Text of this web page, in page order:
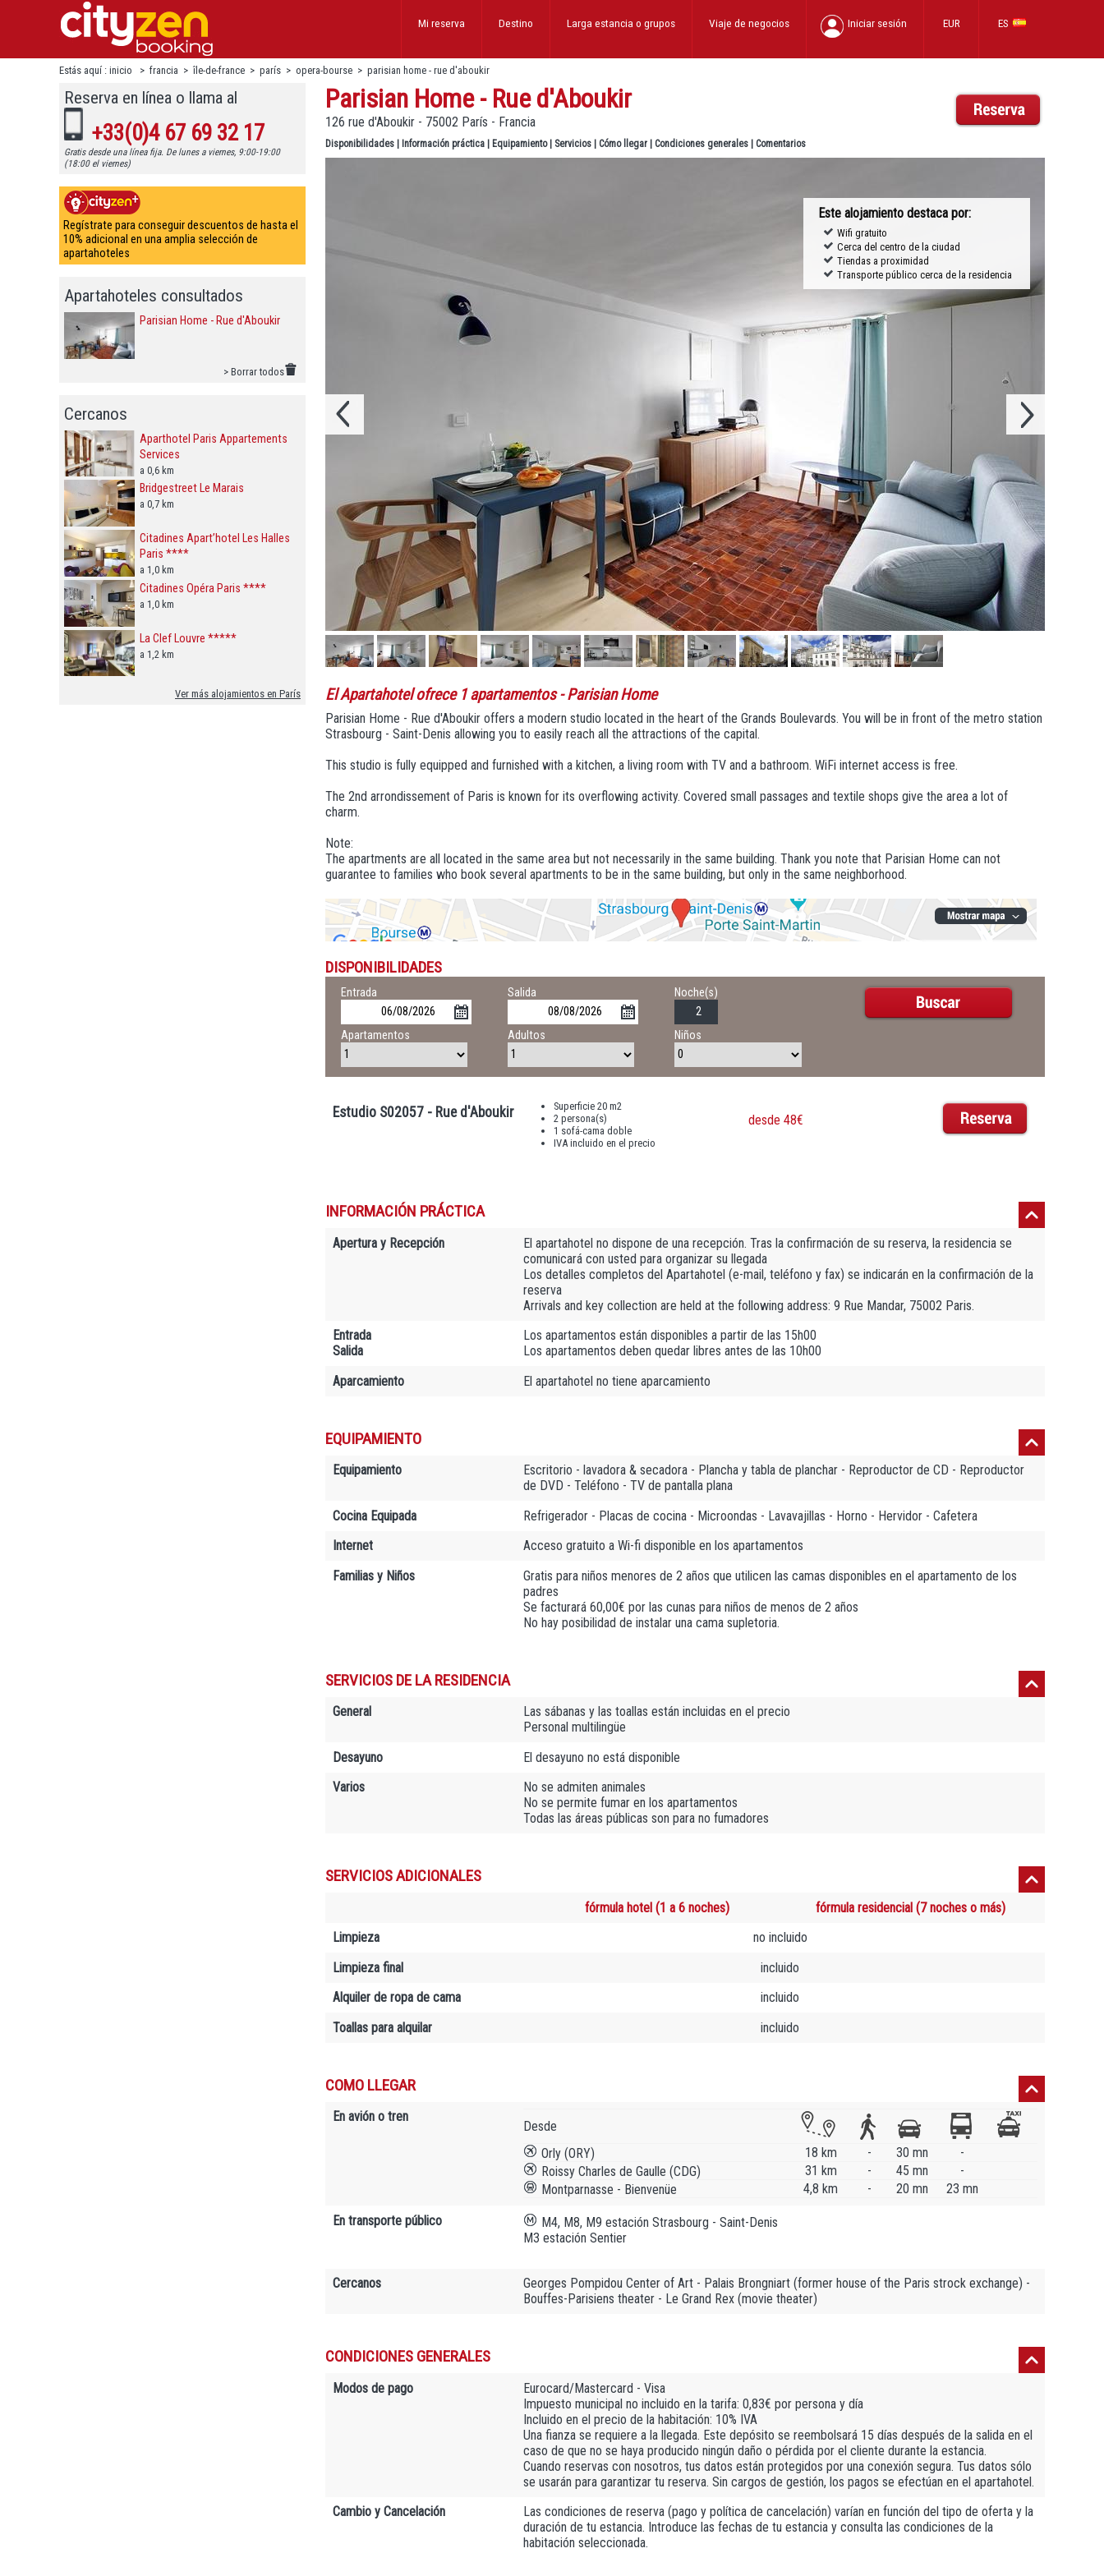
ES
EUR
Iniciar sesión
Viaje de negocios
Larga estancia o grupos
Destino
Mi reserva
Estás aquí : inicio > francia > île-de-france > parís > opera-bourse > parisian home - rue d'aboukir
Reserva en línea o llama al
+33(0)4 67 69 32 17
Gratis desde una línea fija. De lunes a viernes, 9:00-19:00
(18:00 el viernes)
Regístrate para conseguir descuentos de hasta el
10% adicional en una amplia selección de
apartahoteles
Apartahoteles consultados
Parisian Home - Rue d'Aboukir
> Borrar todos
Cercanos
Aparthotel Paris Appartements
Services
a 0,6 km
Bridgestreet Le Marais
a 0,7 km
Citadines Apart’hotel Les Halles
Paris ****
a 1,0 km
Citadines Opéra Paris ****
a 1,0 km
La Clef Louvre *****
a 1,2 km
Ver más alojamientos en París
Parisian Home - Rue d'Aboukir
126 rue d'Aboukir - 75002 París - Francia
Disponibilidades Información práctica Equipamiento| Servicios Cómo llegar Condiciones generales Comentarios
Este alojamiento destaca por:
Wifi gratuito
Cerca del centro de la ciudad
Tiendas a proximidad
Transporte público cerca de la residencia
El Apartahotel ofrece 1 apartamentos- Parisian Home
Parisian Home - Rue d'Aboukir offers a modern studio located in the heart of the Grands Boulevards. You will be in front of the metro station
Strasbourg - Saint-Denis allowing you to easily reach all the attractions of the capital.
This studio is fully equipped and furnished with a kitchen, a living room with TV and a bathroom. WiFi internet access is free.
The 2nd arrondissement of Paris is known for its overflowing activity. Covered small passages and textile shops give the area a lot of
charm.
Note:
The apartments are all located in the same area but not necessarily in the same building. Thank you note that Parisian Home can not
guarantee to families who book several apartments to be in the same building, but only in the same neighborhood.
DISPONIBILIDADES
Entrada Salida Noche(s)
Apartamentos Adultos Niños
Estudio S02057 - Rue d'Aboukir
Superficie 20 m2
2 persona(s)
1 sofá-cama doble
IVA incluido en el precio
desde 48€
INFORMACIÓN PRÁCTICA
Apertura y Recepción
El apartahotel no dispone de una recepción. Tras la confirmación de su reserva, la residencia se
comunicará con usted para organizar su llegada
Los detalles completos del Apartahotel (e-mail, teléfono y fax) se indicarán en la confirmación de la
reserva
Arrivals and key collection are held at the following address: 9 Rue Mandar, 75002 Paris.
Entrada
Salida
Los apartamentos están disponibles a partir de las 15h00
Los apartamentos deben quedar libres antes de las 10h00
Aparcamiento
El apartahotel no tiene aparcamiento
EQUIPAMIENTO
Equipamiento
Escritorio - lavadora & secadora - Plancha y tabla de planchar - Reproductor de CD - Reproductor
de DVD - Teléfono - TV de pantalla plana
Cocina Equipada
Refrigerador - Placas de cocina - Microondas - Lavavajillas - Horno - Hervidor - Cafetera
Internet
Acceso gratuito a Wi-fi disponible en los apartamentos
Familias y Niños
Gratis para niños menores de 2 años que utilicen las camas disponibles en el apartamento de los
padres
Se facturará 60,00€ por las cunas para niños de menos de 2 años
No hay posibilidad de instalar una cama supletoria.
SERVICIOS DE LA RESIDENCIA
General
Las sábanas y las toallas están incluidas en el precio
Personal multilingüe
Desayuno
El desayuno no está disponible
Varios
No se admiten animales
No se permite fumar en los apartamentos
Todas las áreas públicas son para no fumadores
SERVICIOS ADICIONALES
fórmula residencial (7 noches o más)
fórmula hotel (1 a 6 noches)
Limpieza
no incluido
Limpieza final
incluido
Alquiler de ropa de cama
incluido
Toallas para alquilar
incluido
COMO LLEGAR
En avión o tren
Desde
Orly (ORY)
18 km - 30 mn
-
Roissy Charles de Gaulle (CDG)
31 km - 45 mn
-
Montparnasse - Bienvenüe
4,8 km - 20 mn 23 mn
En transporte público
M4, M8, M9 estación Strasbourg - Saint-Denis
M3 estación Sentier
Cercanos
Georges Pompidou Center of Art - Palais Brongniart (former house of the Paris strock exchange) -
Bouffes-Parisiens theater - Le Grand Rex (movie theater)
CONDICIONES GENERALES
Modos de pago
Eurocard/Mastercard - Visa
Impuesto municipal no incluido en la tarifa: 0,83€ por persona y día
Incluido en el precio de la habitación: 10% IVA
Una fianza se requiere a la llegada. Este depósito se reembolsará 15 días después de la salida en el
caso de que no se haya producido ningún daño o pérdida por el cliente durante la estancia.
Cuando reservas con nosotros, tus datos están protegidos por una conexión segura. Tus datos sólo
se usarán para garantizar tu reserva. Sin cargos de gestión, los pagos se efectúan en el apartahotel.
Cambio y Cancelación
Las condiciones de reserva (pago y política de cancelación) varían en función del tipo de oferta y la
duración de tu estancia. Introduce las fechas de tu estancia y consulta las condiciones de la
habitación seleccionada.